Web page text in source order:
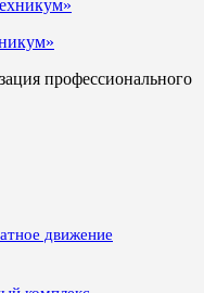
профессионального
движение